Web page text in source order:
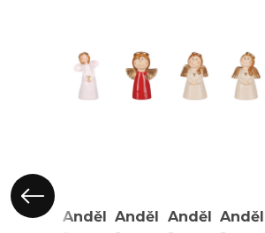
Anděl
Anděl Anděl Anděl Anděl